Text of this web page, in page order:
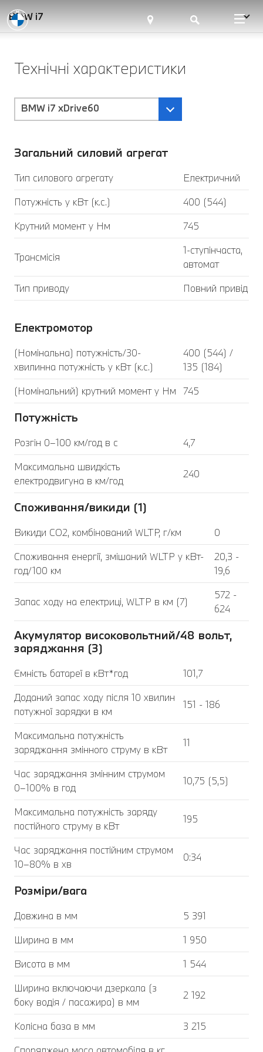
BMW i7
Технічні характеристики
BMW i7 xDrive60
Загальний силовий агрегат
Тип силового агрегату
Електричний
Потужність у кВт (к.с.)
400 (544)
Крутний момент у Нм
745
Трансмісія
1-ступінчаста,
автомат
Тип приводу
Повний привід
Електромотор
(Номінальна) потужність/30-
хвилинна потужність у кВт (к.с.)
400 (544) /
135 (184)
(Номінальний) крутний момент у Нм
745
Потужність
Розгін 0–100 км/год в с
4,7
Максимальна швидкість
електродвигуна в км/год
240
Споживання/викиди (1)
Викиди CO2, комбінований WLTP, г/км
0
Споживання енергії, змішаний WLTP у кВт-
год/100 км
20,3 -
19,6
Запас ходу на електриці, WLTP в км (7)
572 -
624
Акумулятор високовольтний/48 вольт,
заряджання (3)
Ємність батареї в кВт*год
101,7
Доданий запас ходу після 10 хвилин
потужної зарядки в км
151 - 186
Максимальна потужність
заряджання змінного струму в кВт
11
Час заряджання змінним струмом
0–100% в год
10,75 (5,5)
Максимальна потужність заряду
постійного струму в кВт
195
Час заряджання постійним струмом
10–80% в хв
0:34
Розміри/вага
Довжина в мм
5 391
Ширина в мм
1 950
Висота в мм
1 544
Ширина включаючи дзеркала (з
боку водія / пасажира) в мм
2 192
Колісна база в мм
3 215